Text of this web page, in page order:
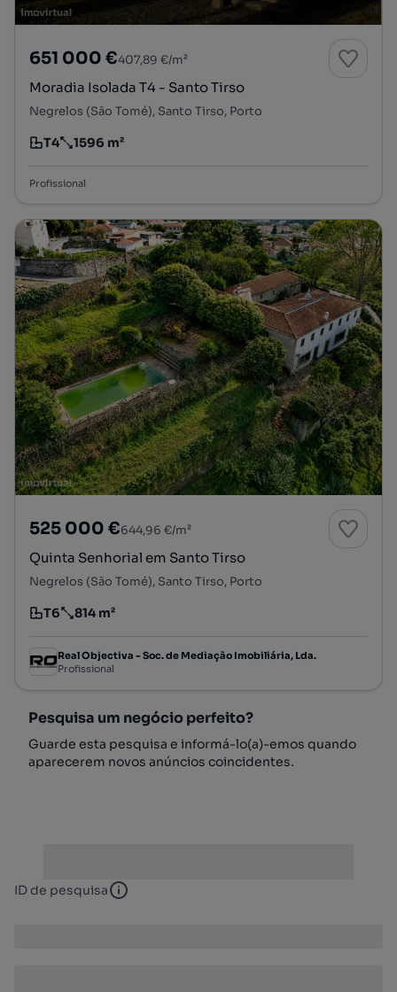
651 000 €407,89 €/m²
Moradia Isolada T4 - Santo Tirso
Negrelos (São Tomé), Santo Tirso, Porto
Tipologia
T4
Preço por metro quadrado
1596 m²
Profissional
525 000 €644,96 €/m²
Quinta Senhorial em Santo Tirso
Negrelos (São Tomé), Santo Tirso, Porto
Tipologia
T6
Preço por metro quadrado
814 m²
Real Objectiva - Soc. de Mediação Imobiliária, Lda.
Profissional
Pesquisa um negócio perfeito?
Guarde esta pesquisa e informá-lo(a)-emos quando
aparecerem novos anúncios coincidentes.
ID de pesquisa ID de pesquisa